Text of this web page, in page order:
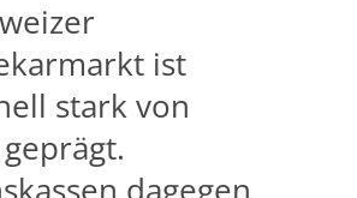
ist
stark von